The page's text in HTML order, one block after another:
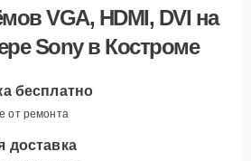
VGA, HDMI, DVI на
Sony в Костроме
бесплатно
от ремонта
доставка